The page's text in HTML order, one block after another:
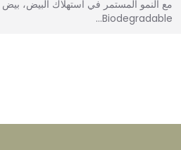
مع النمو المستمر في استهلاك البيض،
Biodegradable…